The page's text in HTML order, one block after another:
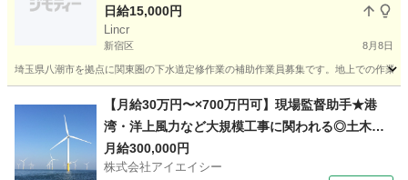
日給15,000円
Lincr
新宿区 8月8日
埼玉県八潮市を拠点に関東圏の下水道定修作業の補助作業員募集です。地上での作業
建築 無料
【月給30万円〜×700万円可】現場監督助手★港
湾・洋上風力など大規模工事に関われる◎土木建
設経験者求む
月給300,000円
株式会社アイエイシー